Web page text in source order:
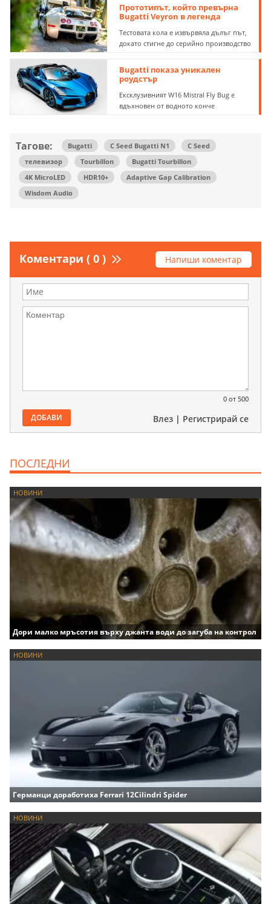
Прототипът, който превърна
Bugatti Veyron в легенда
Тестовата кола е извървяла дълъг път,
докато стигне до серийно производство
Bugatti показа уникален
роудстър
Ексклузивният W16 Mistral Fly Bug е
вдъхновен от водното конче
Тагове: Bugatti C Seed Bugatti N1
C Seed
телевизор
Tourbillon
Bugatti Tourbillon
4K MicroLED
HDR10+
Adaptive Gap Calibration
Wisdom Audio
Коментари ( 0 ) Напиши коментар
0 от 500
ДОБАВИ Влез | Регистрирай се
ПОСЛЕДНИ
НОВИНИ
Дори малко мръсотия върху джанта води до загуба на контрол
НОВИНИ
Германци доработиха Ferrari 12Cilindri Spider
НОВИНИ